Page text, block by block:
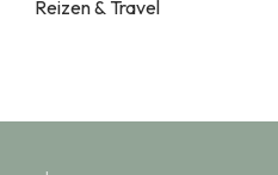
Reizen & Travel